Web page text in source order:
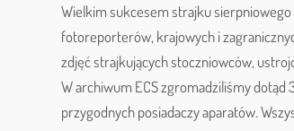
Wielkim sukcesem strajku sierpniowego
fotoreporterów, krajowych i
zdjęć strajkujących stoczniowców,
W archiwum ECS zgromadziliśmy
przygodnych posiadaczy aparatów.